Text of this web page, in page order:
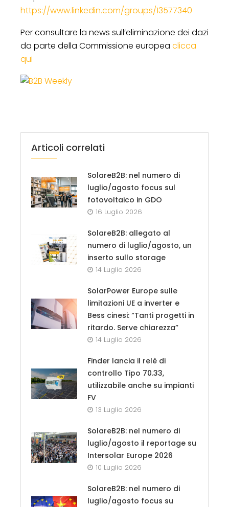
https://www.linkedin.com/groups/13577340
Per consultare la news sull’eliminazione dei dazi
da parte della Commissione europea clicca
qui
Articoli correlati
SolareB2B: nel numero di
luglio/agosto focus sul
fotovoltaico in GDO
16 Luglio 2026
SolareB2B: allegato al
numero di luglio/agosto, un
inserto sullo storage
14 Luglio 2026
SolarPower Europe sulle
limitazioni UE a inverter e
Bess cinesi: “Tanti progetti in
ritardo. Serve chiarezza”
14 Luglio 2026
Finder lancia il relè di
controllo Tipo 70.33,
utilizzabile anche su impianti
FV
13 Luglio 2026
SolareB2B: nel numero di
luglio/agosto il reportage su
Intersolar Europe 2026
10 Luglio 2026
SolareB2B: nel numero di
luglio/agosto focus su